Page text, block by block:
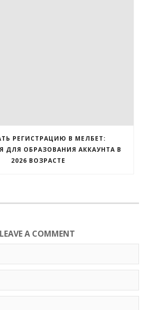
РЕГИСТРАЦИЮ В МЕЛБЕТ:
ДЛЯ ОБРАЗОВАНИЯ АККАУНТА В
2026 ВОЗРАСТЕ
LEAVE A COMMENT